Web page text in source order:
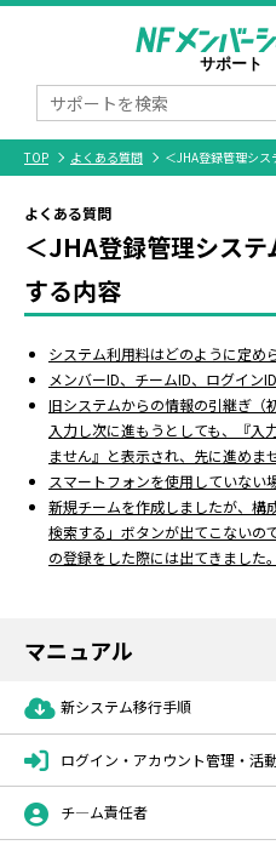
TOP よくある質問 ＜JHA登録管理シ
よくある質問
＜JHA登録管理シス
する内容
システム利用料はどのように定め
メンバーID、チームID、ログイン
旧システムからの情報の引継ぎ（
入力し次に進もうとしても、『入
ません』と表示され、先に進めま
スマートフォンを使用していない
新規チームを作成しましたが、構
検索する」ボタンが出てこないの
の登録をした際には出てきました。
マニュアル
新システム移行手順
ログイン・アカウント管理・活
チ―ム責任者